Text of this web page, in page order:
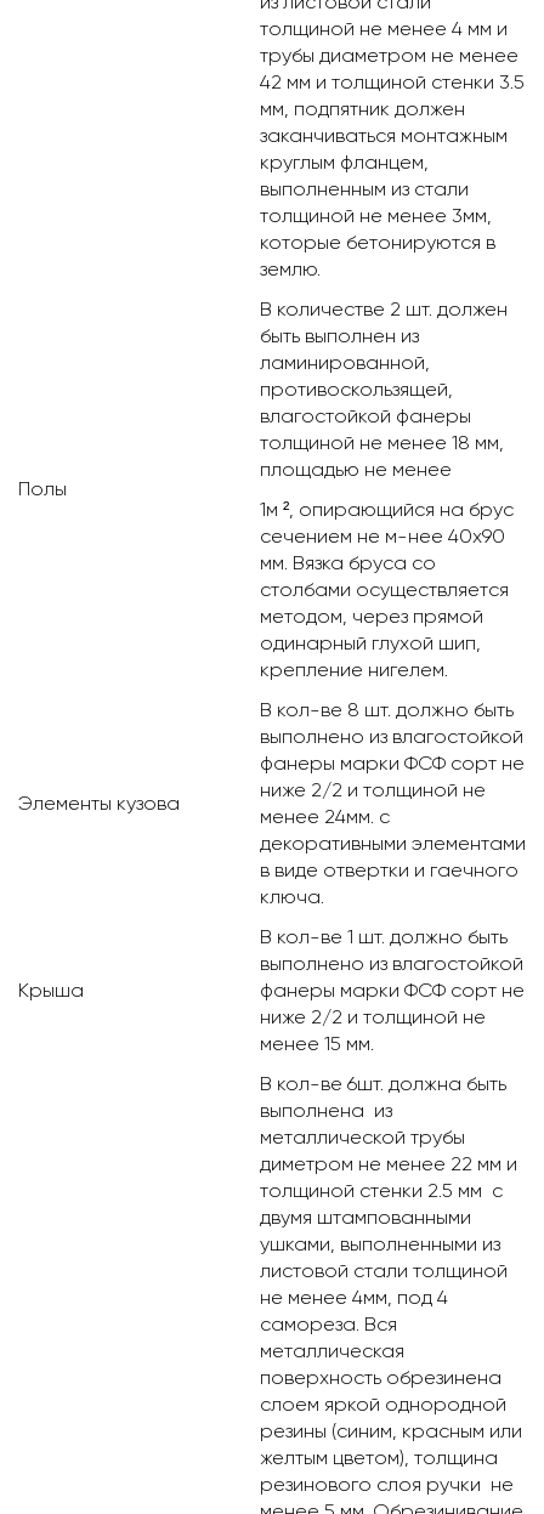
толщиной не менее 4 мм и
трубы диаметром не менее
42 мм и толщиной стенки 3.5
мм, подпятник должен
заканчиваться монтажным
круглым фланцем,
выполненным из стали
толщиной не менее 3мм,
которые бетонируются в
землю.
Полы
В количестве 2 шт. должен
быть выполнен из
ламинированной,
противоскользящей,
влагостойкой фанеры
толщиной не менее 18 мм,
площадью не менее
1м ², опирающийся на брус
сечением не м-нее 40х90
мм. Вязка бруса со
столбами осуществляется
методом, через прямой
одинарный глухой шип,
крепление нигелем.
Элементы кузова
В кол-ве 8 шт. должно быть
выполнено из влагостойкой
фанеры марки ФСФ сорт не
ниже 2/2 и толщиной не
менее 24мм. с
декоративными элементами
в виде отвертки и гаечного
ключа.
Крыша
В кол-ве 1 шт. должно быть
выполнено из влагостойкой
фанеры марки ФСФ сорт не
ниже 2/2 и толщиной не
менее 15 мм.
В кол-ве 6шт. должна быть
выполнена из
металлической трубы
диметром не менее 22 мм и
толщиной стенки 2.5 мм с
двумя штампованными
ушками, выполненными из
листовой стали толщиной
не менее 4мм, под 4
самореза. Вся
металлическая
поверхность обрезинена
слоем яркой однородной
резины (синим, красным или
желтым цветом), толщина
резинового слоя ручки не